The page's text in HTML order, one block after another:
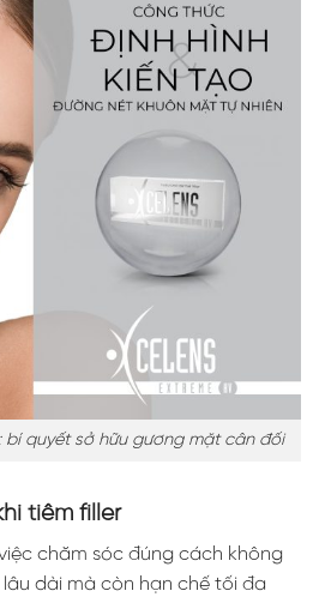
bí quyết sở hữu gương mặt cân đối
tiêm filler
chăm sóc đúng cách không
dài mà còn hạn chế tối đa